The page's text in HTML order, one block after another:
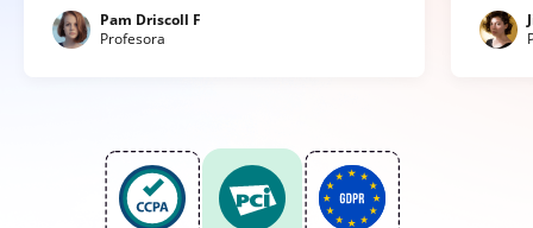
Pam Driscoll F
Profesora